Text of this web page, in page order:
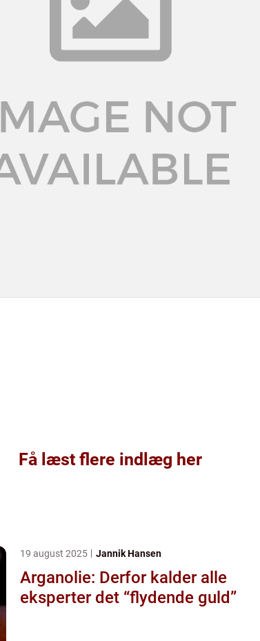
Få læst flere indlæg her
19 august 2025 Jannik Hansen
Arganolie: Derfor kalder alle
eksperter det “flydende guld”